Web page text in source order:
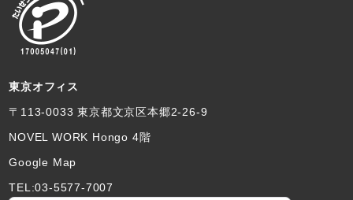
東京オフィス
〒113-0033 東京都文京区本郷2-26-9
NOVEL WORK Hongo 4階
Google Map
TEL:03-5577-7007